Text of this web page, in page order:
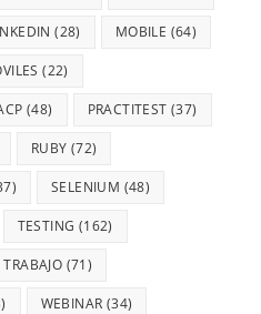
(28) MOBILE (64)
(22)
(48) PRACTITEST (37)
RUBY (72)
SELENIUM (48)
TESTING (162)
TRABAJO (71)
WEBINAR (34)